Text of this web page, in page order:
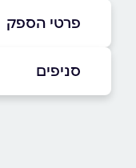
פרטי הספק
סניפים